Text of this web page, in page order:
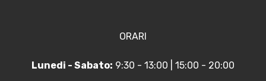
ORARI
Lunedi - Sabato: 9:30 - 13:00 | 15:00 - 20:00